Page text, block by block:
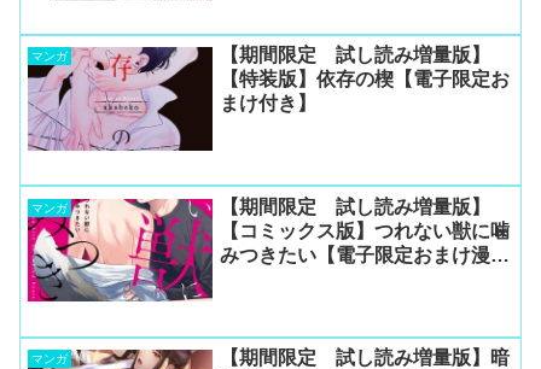
マンガ
【期間限定 試し読み増量版】
【特装版】依存の楔【電子限定お
まけ付き】
マンガ
【期間限定 試し読み増量版】
【コミックス版】つれない獣に噛
みつきたい【電子限定おまけ漫画
マンガ
【期間限定 試し読み増量版】暗